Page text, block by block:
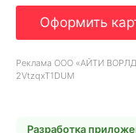
Оформить
Реклама ООО «АЙТИ
2VtzqxT1DUM
Разработка